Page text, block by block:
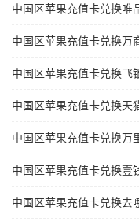
中国区苹果充值卡兑换唯
中国区苹果充值卡兑换万
中国区苹果充值卡兑换飞
中国区苹果充值卡兑换天
中国区苹果充值卡兑换万
中国区苹果充值卡兑换壹
中国区苹果充值卡兑换去